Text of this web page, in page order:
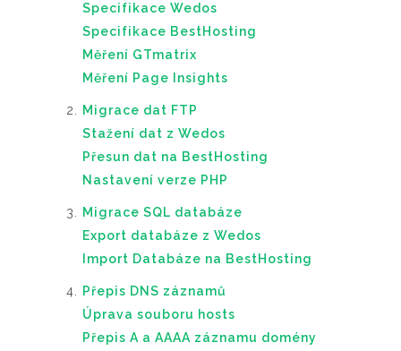
Specifikace Wedos
Specifikace BestHosting
Měření GTmatrix
Měření Page Insights
Migrace dat FTP
Stažení dat z Wedos
Přesun dat na BestHosting
Nastavení verze PHP
Migrace SQL databáze
Export databáze z Wedos
Import Databáze na BestHosting
Přepis DNS záznamů
Úprava souboru hosts
Přepis A a AAAA záznamu domény